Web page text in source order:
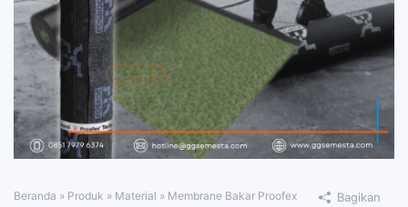
Beranda » Produk » Material » Membrane Bakar Proofex
Bagikan